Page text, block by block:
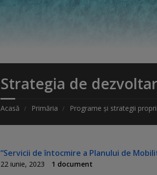
Strategia de
Acasă Primăria Programe și strategii proprii
“Servicii de întocmire a Planului de
22 iunie, 2023 1 document